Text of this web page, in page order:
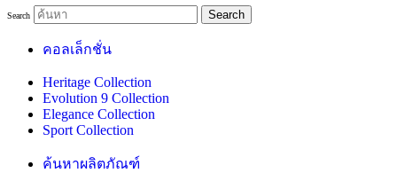
Search Search
คอลเล็กชั่น
Heritage Collection
Evolution 9 Collection
Elegance Collection
Sport Collection
ค้นหาผลิตภัณฑ์